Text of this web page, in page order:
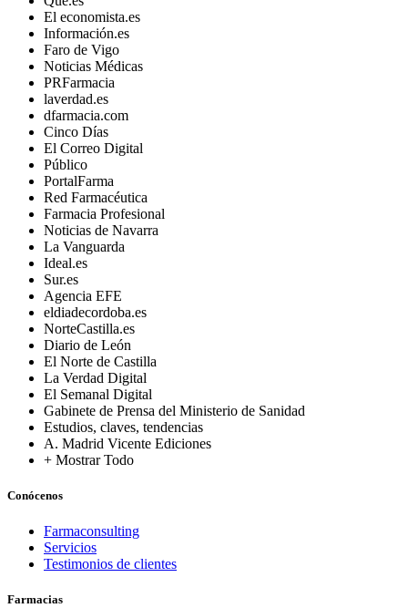
El economista.es
Información.es
Faro de Vigo
Noticias Médicas
PRFarmacia
laverdad.es
dfarmacia.com
Cinco Días
El Correo Digital
Público
PortalFarma
Red Farmacéutica
Farmacia Profesional
Noticias de Navarra
La Vanguarda
Ideal.es
Sur.es
Agencia EFE
eldiadecordoba.es
NorteCastilla.es
Diario de León
El Norte de Castilla
La Verdad Digital
El Semanal Digital
Gabinete de Prensa del Ministerio de Sanidad
Estudios, claves, tendencias
A. Madrid Vicente Ediciones
+ Mostrar Todo
Conócenos
Farmaconsulting
Servicios
Testimonios de clientes
Farmacias